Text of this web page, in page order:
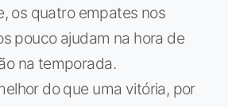
os quatro empates nos
pouco ajudam na hora de
na temporada.
do que uma vitória, por